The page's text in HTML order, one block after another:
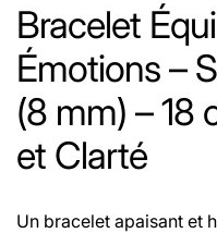
Bracelet
Émotions –
(8 mm) – 18
et Clarté
Un bracelet apaisant et